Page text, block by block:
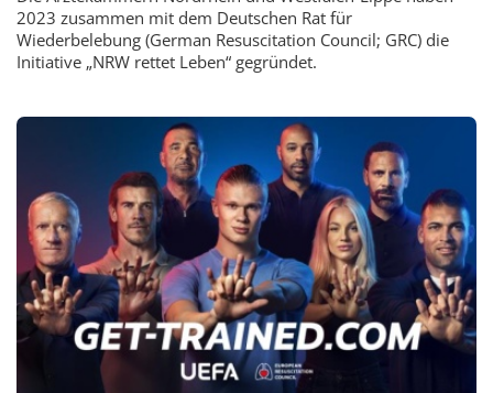
2023 zusammen mit dem Deutschen Rat für
Wiederbelebung (German Resuscitation Council; GRC) die
Initiative „NRW rettet Leben“ gegründet.